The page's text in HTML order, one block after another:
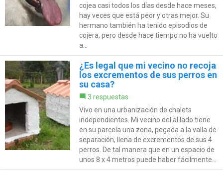
cojea casi todos los días desde hace meses,
hay veces que está peor y otras mejor. Su
hermano también ha tenido episodios de
cojera, pero desde hace tiempo no ha vuelto
a...
¿Es legal que mi vecino no recoja
los excrementos de sus perros en
su casa?
3 respuestas
Vivo en una urbanización de chalets
independientes. Mi vecino del al lado tiene
en su parcela una zona, pegada a la valla de
separación, llena de excrementos de sus 4
perros. De tal manera que en un espacio de
unos 8 x 4 metros puede haber fácilmente...